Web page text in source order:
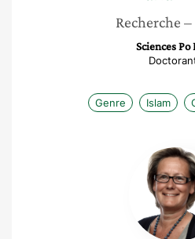
Recherche –
Sciences Po
Genre Islam